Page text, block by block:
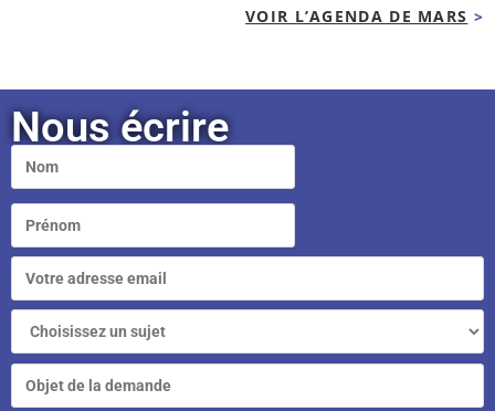
VOIR L’AGENDA DE MARS >
Nous écrire